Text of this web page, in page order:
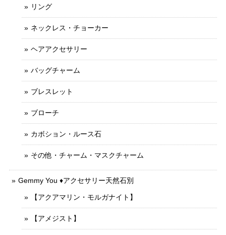
リング
ネックレス・チョーカー
ヘアアクセサリー
バッグチャーム
ブレスレット
ブローチ
カボション・ルース石
その他・チャーム・マスクチャーム
Gemmy You ♦︎アクセサリー天然石別
【アクアマリン・モルガナイト】
【アメジスト】